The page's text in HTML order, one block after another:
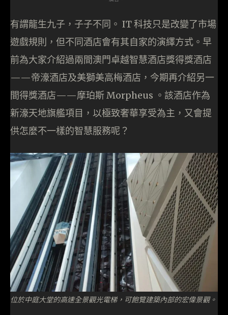
有謂龍生九子，子子不同。 IT 科技只是改變了市場
遊戲規則，但不同酒店會有其自家的演繹方式。早
前為大家介紹過兩間澳門卓越智慧酒店獎得獎酒店
——帝濠酒店及美獅美高梅酒店，今期再介紹另一
間得獎酒店——摩珀斯 Morpheus 。該酒店作為
新濠天地旗艦項目，以極致奢華享受為主，又會提
供怎麼不一樣的智慧服務呢？
位於中庭大堂的高速全景觀光電梯，可飽覽建築內部的宏偉景觀。